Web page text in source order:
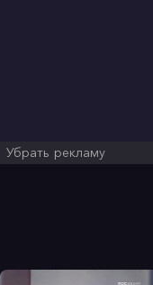
Убрать рекламу